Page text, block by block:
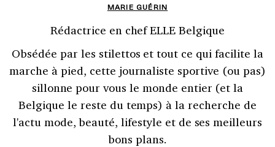
MARIE GUÉRIN
Rédactrice en chef ELLE Belgique
Obsédée par les stilettos et tout ce qui facilite la
marche à pied, cette journaliste sportive (ou pas)
sillonne pour vous le monde entier (et la
Belgique le reste du temps) à la recherche de
l'actu mode, beauté, lifestyle et de ses meilleurs
bons plans.